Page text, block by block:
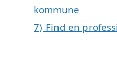
kommune
7) Find en